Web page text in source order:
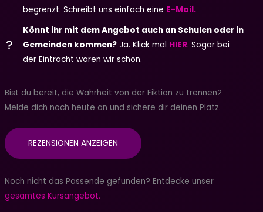
begrenzt. Schreibt uns einfach eine E-Mail.
Könnt ihr mit dem Angebot auch an Schulen oder in
Gemeinden kommen? Ja. Klick mal HIER. Sogar bei
der Eintracht waren wir schon.
Bist du bereit, die Wahrheit von der Fiktion zu trennen?
Melde dich noch heute an und sichere dir deinen Platz.
REZENSIONEN ANZEIGEN
Noch nicht das Passende gefunden? Entdecke unser
gesamtes Kursangebot.